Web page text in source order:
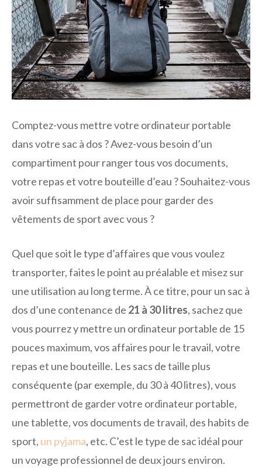
Comptez-vous mettre votre ordinateur portable
dans votre sac à dos ? Avez-vous besoin d’un
compartiment pour ranger tous vos documents,
votre repas et votre bouteille d’eau ? Souhaitez-vous
avoir suffisamment de place pour garder des
vêtements de sport avec vous ?
Quel que soit le type d’affaires que vous voulez
transporter, faites le point au préalable et misez sur
une utilisation au long terme. À ce titre, pour un sac à
dos d’une contenance de 21 à 30 litres, sachez que
vous pourrez y mettre un ordinateur portable de 15
pouces maximum, vos affaires pour le travail, votre
repas et une bouteille. Les sacs de taille plus
conséquente (par exemple, du 30 à 40 litres), vous
permettront de garder votre ordinateur portable,
une tablette, vos documents de travail, des habits de
sport, un pyjama, etc. C’est le type de sac idéal pour
un voyage professionnel de deux jours environ.